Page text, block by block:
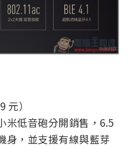
）
米低音砲分開銷售，6.5
身，並支援有線與藍芽